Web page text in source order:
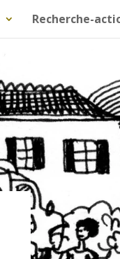
Recherche-